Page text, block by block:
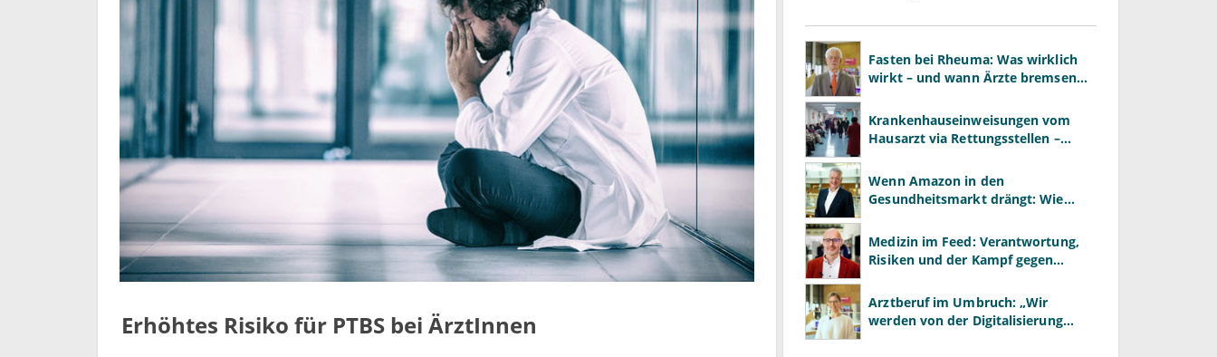
Erhöhtes Risiko für PTBS bei ÄrztInnen
Fasten bei Rheuma: Was wirklich
wirkt – und wann Ärzte bremsen
Krankenhauseinweisungen vom
Hausarzt via Rettungsstellen –
Wenn Amazon in den
Gesundheitsmarkt drängt: Wie
bestehen können
Medizin im Feed: Verantwortung,
Risiken und der Kampf gegen
Arztberuf im Umbruch: „Wir
werden von der Digitalisierung